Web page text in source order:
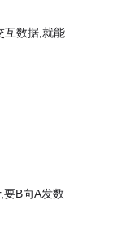
互数据,就能
要B向A发数